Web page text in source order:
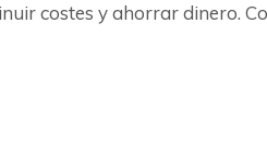
costes y ahorrar dinero.